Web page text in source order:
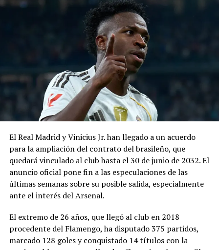
Relacionado
ante Países Bajos en los
minutos finales
14 junio, 2026
En «Internacionales -
deportes»
Aguilar Chicas no va más en
el Mundial de Rusia 2018
4 julio, 2018
En «Nacionales -deportes»
VIDEO: Toni Kross revive a
Alemania ante Suecia en
En «Internacionales -
deportes»
El Real Madrid y Vinicius Jr. han llegado a un acuerdo
para la ampliación del contrato del brasileño, que
quedará vinculado al club hasta el 30 de junio de 2032. El
anuncio oficial pone fin a las especulaciones de las
últimas semanas sobre su posible salida, especialmente
ante el interés del Arsenal.
El extremo de 26 años, que llegó al club en 2018
procedente del Flamengo, ha disputado 375 partidos,
marcado 128 goles y conquistado 14 títulos con la